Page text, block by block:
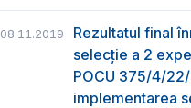
08.11.2019
Rezultatul final
selecție a 2
POCU 375/4/
implementarea